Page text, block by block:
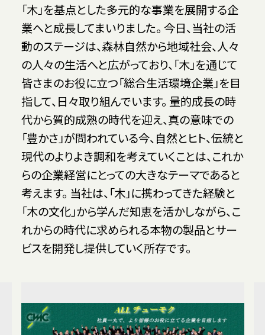
「木」を基点とした多元的な事業を展開する企
業へと成長してまいりました。 今日、当社の活
動のステージは、森林――自然から地域社会、人々
の人々の生活へと広がっており、「木」を通じて
皆さまのお役に立つ「総合生活環境企業」を目
指して、日々取り組んでいます。 量的成長の時
代から質的成熟の時代を迎え、真の意味での
「豊かさ」が問われている今、自然とヒト、伝統と
現代のよりよき調和を考えていくことは、これか
らの企業経営にとっての大きなテーマであると
考えます。 当社は、「木」に携わってきた経験と
「木の文化」から学んだ知恵を活かしながら、こ
れからの時代に求められる本物の製品とサー
ビスを開発し提供していく所存です。